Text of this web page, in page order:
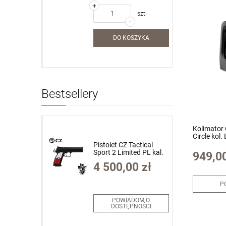
-
+
szt.
DO KOSZYKA
Bestsellery
Pistolet CZ Tactical
Sport 2 Limited PL kal.
4 500,00 zł
POWIADOM O
DOSTĘPNOŚCI
Kolimator
Circle kol.